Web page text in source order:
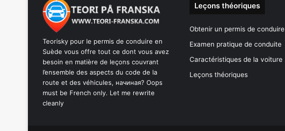
Teorisky pour le permis de conduire en
Suède vous offre tout ce dont vous avez
besoin en matière de leçons couvrant
l’ensemble des aspects du code de la
route et des véhicules, начиная? Oops
must be French only. Let me rewrite
cleanly
Leçons théoriques
Obtenir un permis de conduire
Examen pratique de conduite
Caractéristiques de la voiture
Leçons théoriques